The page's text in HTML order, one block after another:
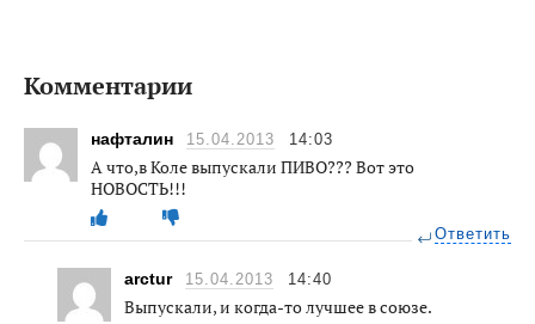
Комментарии
нафталин 15.04.2013 14:03
А что,в Коле выпускали ПИВО??? Вот это
НОВОСТЬ!!!
Ответить
arctur 15.04.2013 14:40
Выпускали, и когда-то лучшее в союзе.